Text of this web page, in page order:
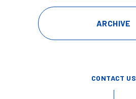
ARCHIVE
CONTACT US